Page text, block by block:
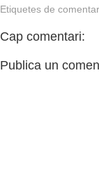
Etiquetes de
Cap comentari:
Publica un